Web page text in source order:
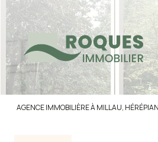
AGENCE IMMOBILIÈRE À MILLAU,